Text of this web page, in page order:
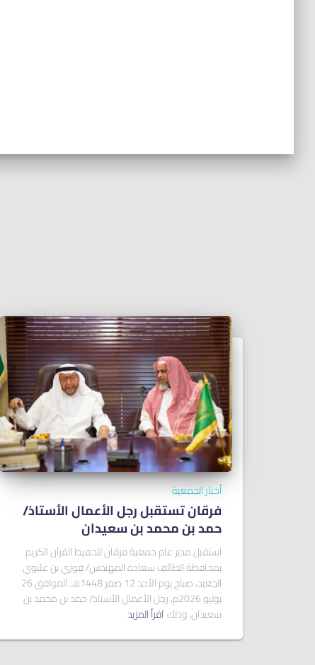
أخبار الجمعية
فرقان تستقبل رجل الأعمال الأستاذ/
ﺣﻤﺪ ﺑﻦ ﻣﺤﻤﺪ ﺑﻦ ﺳﻌﻴﺪان
استقبل مدير عام جمعية فرقان لتحفيظ القرآن الكريم
بمحافظة الطائف سعادة المهندس/ فوزي بن عليوي
الجعيد، صباح يوم الأحد 12 صفر 1448هـ الموافق 26
يوليو 2026م، رجل الأعمال الأستاذ/ حمد بن محمد بن
سعيدان، وذلك اقرأ المزيد